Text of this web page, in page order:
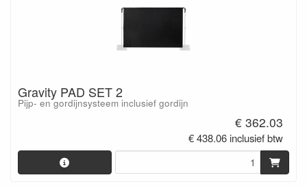
Gravity PAD SET 2
Pijp- en gordijnsysteem inclusief gordijn
€ 362.03
€ 438.06 inclusief btw